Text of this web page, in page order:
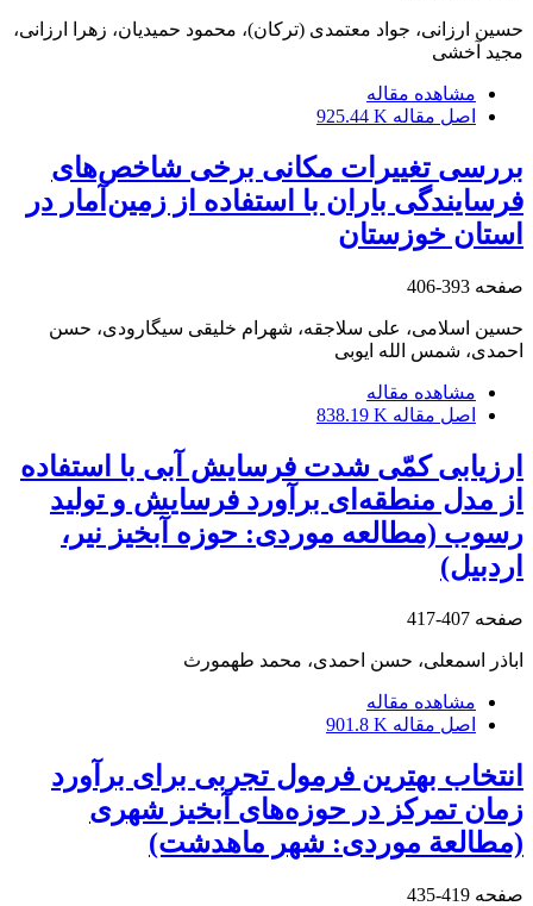
حسین ارزانی، جواد معتمدی (ترکان)، محمود حمیدیان، زهرا ارزانی،
مجید آخشی
مشاهده مقاله
اصل مقاله 925.44 K
بررسی تغییرات مکانی برخی شاخص‌های
فرسایندگی باران با استفاده از زمین‌آمار در
استان خوزستان
صفحه 393-406
حسین اسلامی، علی سلاجقه، شهرام خلیقی سیگارودی، حسن
احمدی، شمس الله ایوبی
مشاهده مقاله
اصل مقاله 838.19 K
ارزیابی کمّی شدت فرسایش آبی با استفاده
از مدل منطقه‌ای برآورد فرسایش و تولید
رسوب (مطالعه موردی: حوزه آبخیز نیر،
اردبیل)
صفحه 407-417
اباذر اسمعلی، حسن احمدی، محمد طهمورث
مشاهده مقاله
اصل مقاله 901.8 K
انتخاب بهترین فرمول تجربی برای برآورد
زمان تمرکز در حوزه‌های آبخیز شهری
(مطالعة موردی: شهر ماهدشت)
صفحه 419-435